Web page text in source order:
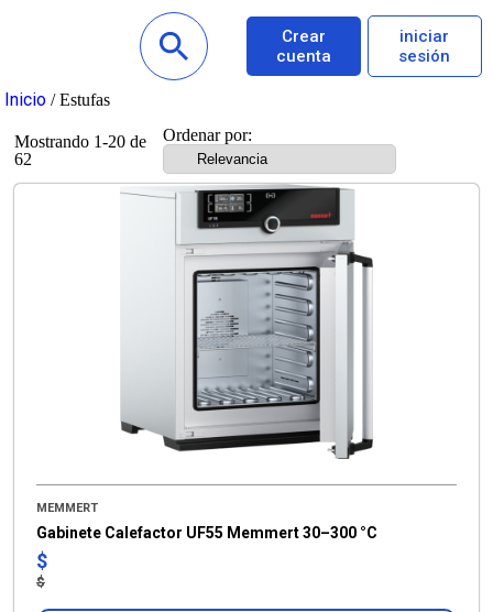
Crear
cuenta
iniciar
sesión
Inicio / Estufas
Mostrando 1-20 de
62
Ordenar por:
MEMMERT
Gabinete Calefactor UF55 Memmert 30–300 °C
$
$